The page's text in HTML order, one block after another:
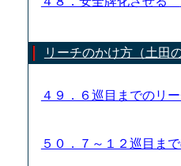
リーチのかけ方（土田
４９．６巡目までのリ
５０．７～１２巡目ま